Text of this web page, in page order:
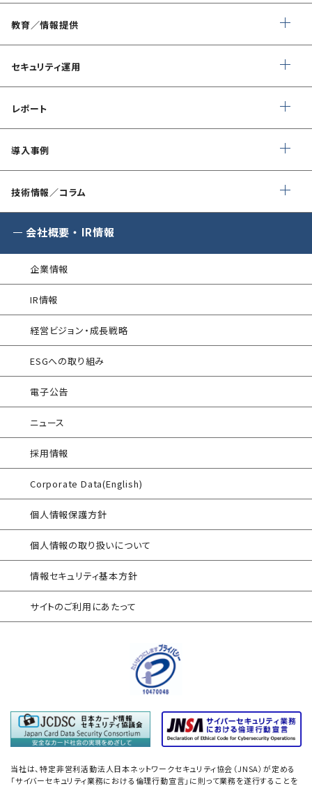
CSIRT構築／運用支援
インシデント初動対応準備支援
Shift Left コンサルティング
金融庁ガイドライン準拠対応支援サービス
電気事業者向け サイバーセキュリティ
プレリミナリーサーベイ
インシデント対応訓練
インシデント対応訓練シミュレーター
情報セキュリティリスクアセスメント
FISCガイドライン準拠対応支援サービス
地方公共団体向け 情報セキュリティ
セルフアセスメント
産業制御システム向けリスクアセスメント
EC加盟店様向け セキュリティ・チェックリスト
対応アセスメントサービス
自己問診型 テレワーク環境
情報セキュリティアセスメント
情報セキュリティ
自己点検アンケートサービス
情報セキュリティアセスメント
ネットワーク機器設定評価
データベース設定評価
「防衛産業サイバーセキュリティ基準」
準拠支援
IoTセキュリティ診断
クラウドセキュリティ設定診断
アタックサーフェス調査
WEBサイトコンテンツ改ざん検知
デジタルフォレンジック
緊急対応
教育／情報提供
セキュリスト（SecuriST）
（セキュリティエンジニア養成講座）
企業向けセキュリティ訓練
標的型攻撃メール訓練
脆弱性情報提供
セキュリティ運用
マネージドセキュリティサービス (MSS)
Managed Security Service for AWS
WAF運用
G-MDR
SIEM運用／分析
エンドポイントセキュリティ EDR-MSS
Security-First Aidサービス
セキュアメール
®
セキュリティログ分析／活用支援
サイバープロテクション（CP）
レポート
SQAT® セキュリティレポート
SQAT® 情報セキュリティ瓦版
導入事例
技術情報／コラム
会社概要 ・ IR情報
企業情報
IR情報
経営ビジョン・成長戦略
ESGへの取り組み
電子公告
ニュース
採用情報
Corporate Data(English)
個人情報保護方針
個人情報の取り扱いについて
情報セキュリティ基本方針
サイトのご利用にあたって
当社は、特定非営利活動法人日本ネットワークセキュリティ協会（JNSA）が定める
「サイバーセキュリティ業務における倫理行動宣言」に則って業務を遂行することを